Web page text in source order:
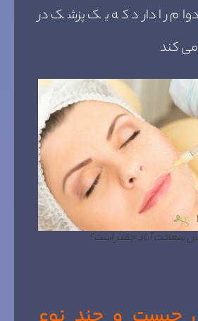
را دارد که یک پزشک در
کند
سعادت آباد چقدر است؟